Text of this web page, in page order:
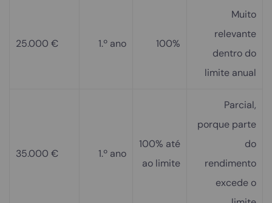
25.000 € 1.º ano 100%
Muito
relevante
dentro do
limite anual
35.000 € 1.º ano
100% até
ao limite
Parcial,
porque parte
do
rendimento
excede o